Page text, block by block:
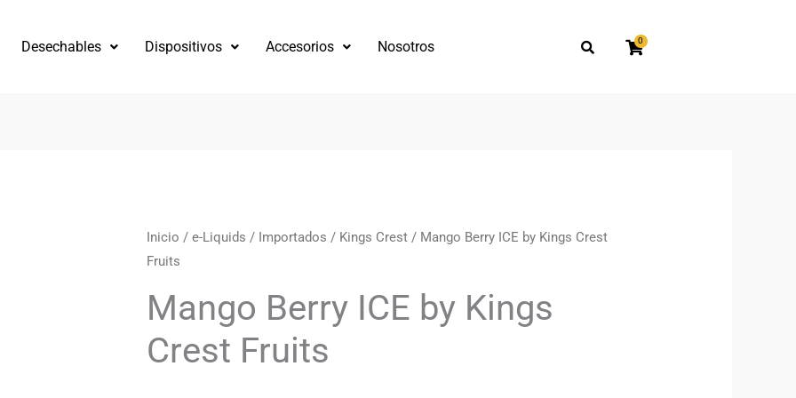
Desechables Dispositivos Accesorios Nosotros 0
Inicio / e-Liquids / Importados / Kings Crest/ Mango Berry ICE by Kings Crest
Fruits
Mango Berry ICE by Kings
Crest Fruits
Mango
Berry
by
Kings
Crest